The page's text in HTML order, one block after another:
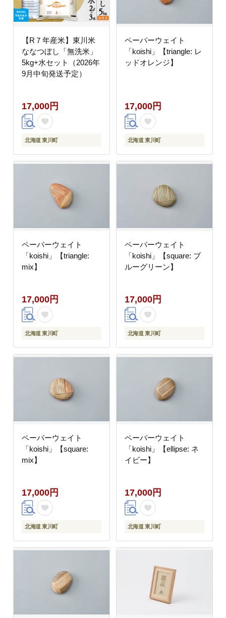
【R７年産米】東川米
ななつぼし「無洗米」
5kg+水セット（2026年
9月中旬発送予定）
17,000円
北海道 東川町
ペーパーウェイト
「koishi」【triangle: レ
ッドオレンジ】
17,000円
北海道 東川町
ペーパーウェイト
「koishi」【triangle:
mix】
17,000円
北海道 東川町
ペーパーウェイト
「koishi」【square: ブ
ルーグリーン】
17,000円
北海道 東川町
ペーパーウェイト
「koishi」【square:
mix】
17,000円
北海道 東川町
ペーパーウェイト
「koishi」【ellipse: ネ
イビー】
17,000円
北海道 東川町